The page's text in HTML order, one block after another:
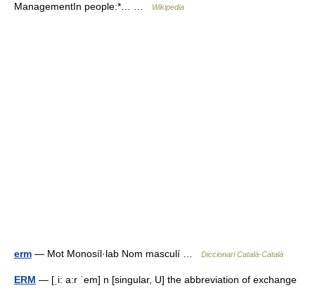
ManagementIn people:*… …
Wikipedia
erm — Mot Monosíl·lab Nom masculí … Diccionari Català-Català
ERM — [ˌi: a:r ˈem] n [singular, U] the abbreviation of exchange